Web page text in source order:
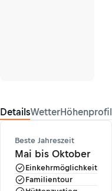
DetailsWetterHöhenprofil
Beste Jahreszeit
Mai bis Oktober
Einkehrmöglichkeit
Familientour